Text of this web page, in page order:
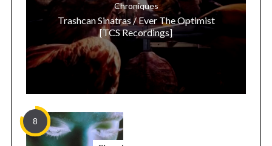
Chroniques
Trashcan Sinatras / Ever The Optimist
[TCS Recordings]
8